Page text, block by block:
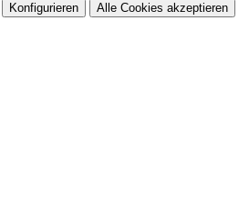
Konfigurieren Alle Cookies akzeptieren